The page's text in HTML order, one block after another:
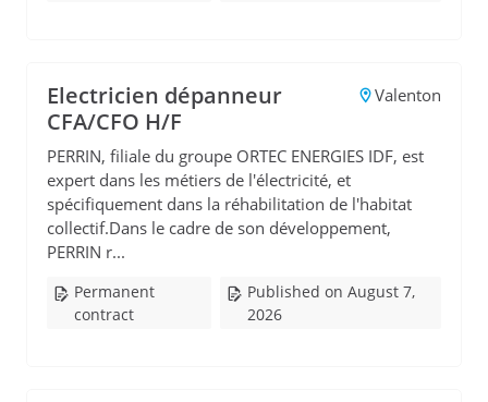
Electricien dépanneur
CFA/CFO H/F
Valenton
PERRIN, filiale du groupe ORTEC ENERGIES IDF, est
expert dans les métiers de l'électricité, et
spécifiquement dans la réhabilitation de l'habitat
collectif.Dans le cadre de son développement,
PERRIN r...
Permanent
contract
Published on August 7,
2026